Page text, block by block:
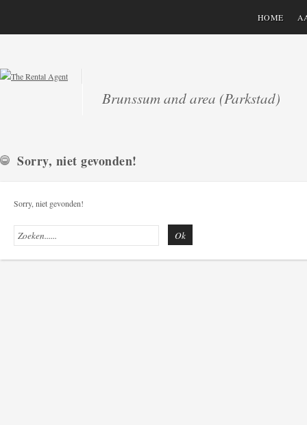
Brunssum and area (Parkstad)
HOME
Sorry, niet gevonden!
Sorry, niet gevonden!
Ok